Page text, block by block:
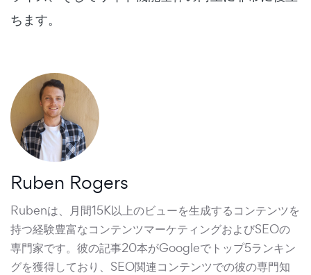
ちます。
Ruben Rogers
Rubenは、月間15K以上のビューを生成するコンテンツを
持つ経験豊富なコンテンツマーケティングおよびSEOの
専門家です。彼の記事20本がGoogleでトップ5ランキン
グを獲得しており、SEO関連コンテンツでの彼の専門知